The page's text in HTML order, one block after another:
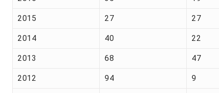
2015 27 27
2014 40 22
2013 68 47
2012 94 9